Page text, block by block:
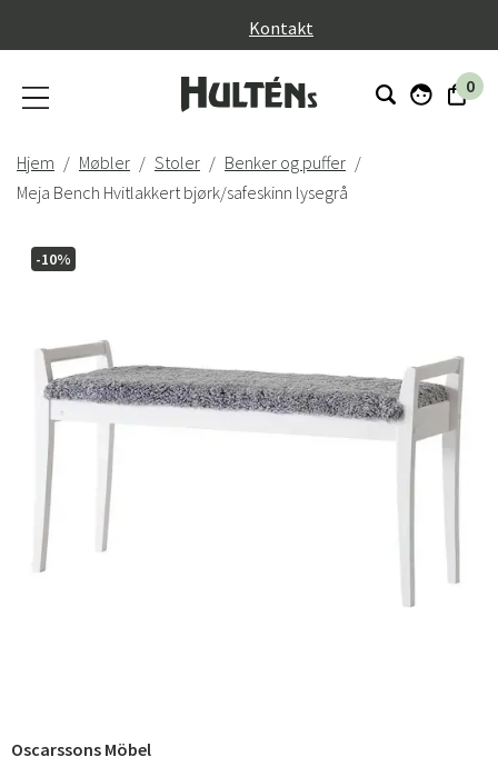
Kontakt
0
Hjem Møbler Stoler
Benker og puffer
Meja Bench Hvitlakkert bjørk/safeskinn lysegrå
-10%
Oscarssons Möbel